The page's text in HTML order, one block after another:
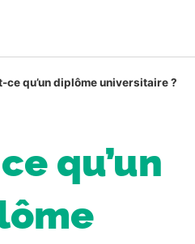
ce qu’un diplôme universitaire ?
qu’un